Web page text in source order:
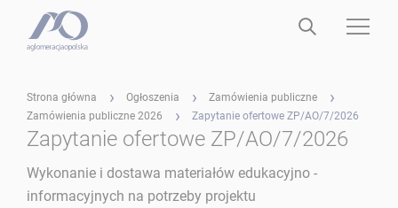
Strona główna Ogłoszenia
Zamówienia publiczne
Zamówienia publiczne 2026
Zapytanie ofertowe ZP/AO/7/2026
Zapytanie ofertowe ZP/AO/7/2026
Wykonanie i dostawa materiałów edukacyjno -
informacyjnych na potrzeby projektu